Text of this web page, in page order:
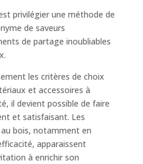
privilégier une méthode de
de saveurs
de partage inoubliables
les critères de choix
et accessoires à
il devient possible de faire
et satisfaisant. Les
bois, notamment en
apparaissent
à enrichir son